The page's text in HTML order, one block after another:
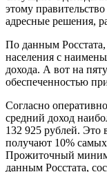
этому
адресные решения,
По данным
населения с
дохода. А вот на
обеспеченностью
Согласно
средний доход
132 925 рублей. Это
получают 10%
Прожиточный
данным Росстата,